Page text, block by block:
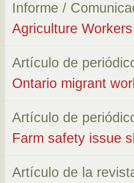
Informe /
Agriculture
Artículo de
Ontario migrant
Artículo de
Farm safety issue
Artículo de la